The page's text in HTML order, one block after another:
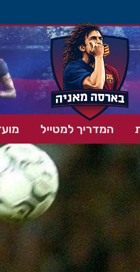
המדריך למטייל